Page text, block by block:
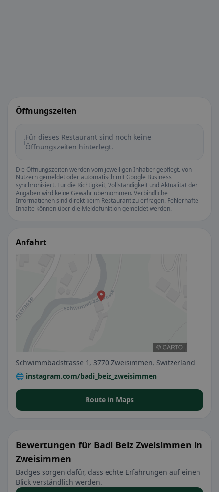
Öffnungszeiten
ℹ️Für dieses Restaurant sind noch keine
Öffnungszeiten hinterlegt.
Die Öffnungszeiten werden vom jeweiligen Inhaber gepflegt, von
Nutzern gemeldet oder automatisch mit Google Business
synchronisiert. Für die Richtigkeit, Vollständigkeit und Aktualität der
Angaben wird keine Gewähr übernommen. Verbindliche
Informationen sind direkt beim Restaurant zu erfragen. Fehlerhafte
Inhalte können über die Meldefunktion gemeldet werden.
Anfahrt
Schwimmbadstrasse 1, 3770 Zweisimmen, Switzerland
🌐 instagram.com/badi_beiz_zweisimmen
Route in Maps
Bewertungen für Badi Beiz Zweisimmen in
Zweisimmen
Badges sorgen dafür, dass echte Erfahrungen auf einen
Blick verständlich werden.